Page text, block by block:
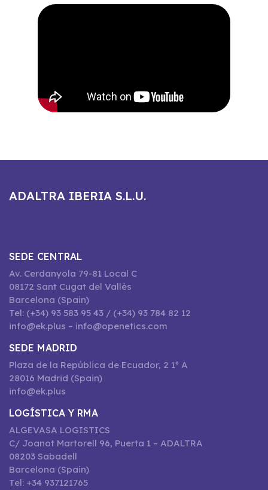
ADALTRA IBERIA S.L.U.
SEDE CENTRAL
Av. Cerdanyola 79-81 Local C
08172 Sant Cugat del Vallès
Barcelona (Spain)
Tel: (+34) 93 583 95 43 / (+34) 93 784 82 12
info@ek.plus – info@openetics.com
SEDE MADRID
Plaza de la República de Ecuador, 2 1º A
28016 Madrid (Spain)
info@ek.plus
LOGÍSTICA Y RMA
ALGEVASA LOGISTICS
C/ Joanot Martorell 96, Puerta 1 – ADALTRA
08203 Sabadell
Barcelona (Spain)
Tel: +34 937121765